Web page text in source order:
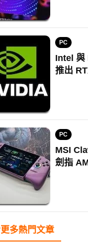
PC
Intel 與
推出
PC
MSI
劍指
多熱門文章